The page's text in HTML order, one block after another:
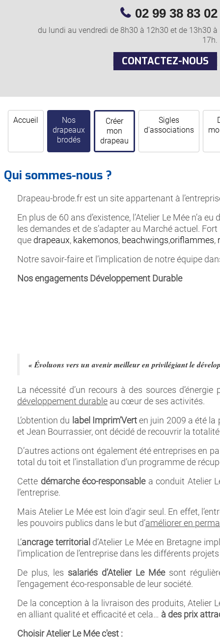
02 99 38 83 02
du lundi au vendredi de 8h30 à 12h30 et de 13h30 à
17h.
CONTACTEZ-NOUS
Accueil
Nos
drapeaux
brodés
Créer
mon
drapeau
Sigles
d'associations
Qui sommes-nous ?
Drapeau-brode.fr est un site appartenant à
En plus de 60 ans d’existence, l’Atelier Le Mée n’a
les demandes et de s’adapter au Marché actuel.
que drapeaux, kakemonos, beachwings,oriflammes,
Notre savoir-faire et l’implication de notre équipe
Nos engagements Développement Durable
« Évoluons vers un avenir meilleur en privilégiant le
La nécessité d’un recours à des sources
développement durable au cœur de ses activités.
L’obtention du label Imprim’Verten juin 2009 a été la
et Jean Bourrassier, ont décidé de recouvrir la
D’autres actions ont également été entreprises en
total du toit et l’installation d’un programme de
Cette démarche éco-responsablea conduit Atelier
l’entreprise.
Mais Atelier Le Mée est loin d’agir seul. En effet,
les pouvoirs publics dans le but d’améliorer en
L’ancrage territorial d’Atelier Le Mée en Bretagne
l’implication de l’entreprise dans les différents
De plus, les salariés d’Atelier Le Méesont
l’engagement éco-responsable de leur société.
De la conception à la livraison des produits, Atelier
en alliant qualité et efficacité et cela… à des prix
Choisir Atelier Le Mée c'est :